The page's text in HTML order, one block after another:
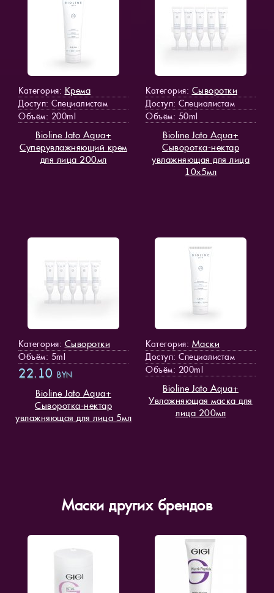
Категория: Крема
Доступ: Специалистам
Объём: 200ml
Bioline Jato Aqua+
Суперувлажняющий крем
для лица 200мл
Категория: Сыворотки
Доступ: Специалистам
Объём: 50ml
Bioline Jato Aqua+
Сыворотка-нектар
увлажняющая для лица
10х5мл
Категория: Сыворотки
Объём: 5ml
22.10 BYN
Bioline Jato Aqua+
Сыворотка-нектар
увлажняющая для лица 5мл
Категория: Маски
Доступ: Специалистам
Объём: 200ml
Bioline Jato Aqua+
Увлажняющая маска для
лица 200мл
Маски других брендов